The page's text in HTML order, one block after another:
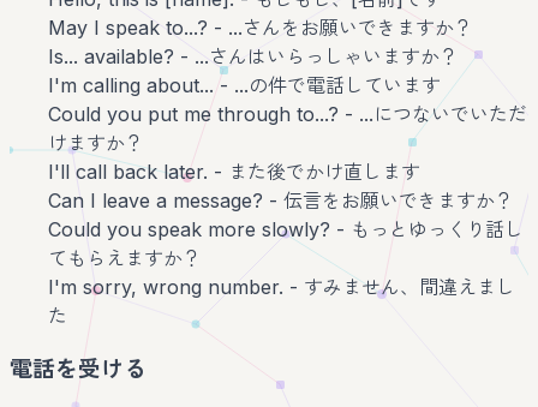
May I speak to...? - ...さんをお願いできますか？
Is... available? - ...さんはいらっしゃいますか？
I'm calling about... - ...の件で電話しています
Could you put me through to...? - ...につないでいただ
けますか？
I'll call back later. - また後でかけ直します
Can I leave a message? - 伝言をお願いできますか？
Could you speak more slowly? - もっとゆっくり話し
てもらえますか？
I'm sorry, wrong number. - すみません、間違えまし
た
電話を受ける